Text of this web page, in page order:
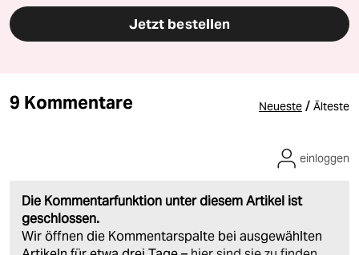
Jetzt bestellen
9 Kommentare Neueste / Älteste
Die Kommentarfunktion unter diesem Artikel ist
geschlossen.
Wir öffnen die Kommentarspalte bei ausgewählten
einloggen